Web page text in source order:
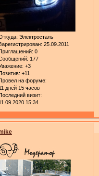
Электросталь
: 25.09.2011
0
177
+3
+11
на форуме:
дней 15 часов
визит:
15:34